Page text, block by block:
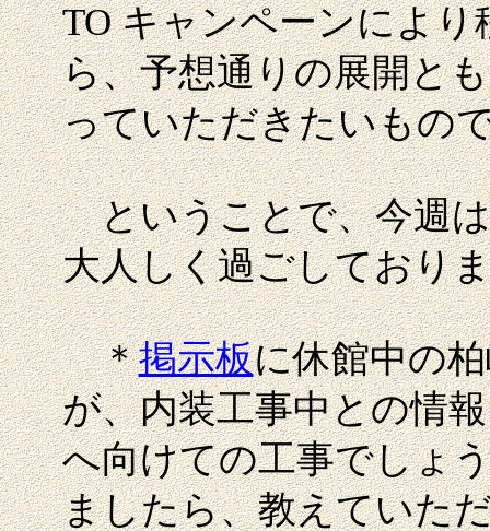
TO キャンペーンによ
ら、予想通りの展開と
っていただきたいもの
ということで、今週は
大人しく過ごしており
＊掲示板に休館中の
が、内装工事中との情
へ向けての工事でしょ
ましたら、教えていた